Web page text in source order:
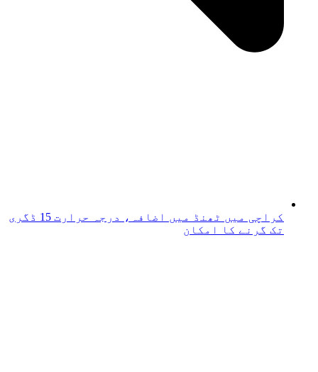
کراچی میں ٹھنڈ میں اضافہ، درجہ حرارت 15 ڈگری
تک گرنے کا امکان